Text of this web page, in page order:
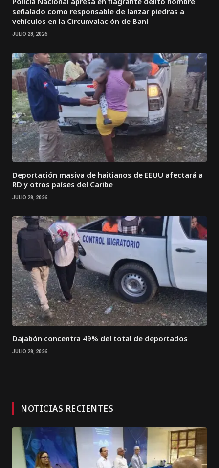
señalado como responsable de lanzar piedras a
vehículos en la Circunvalación de Baní
JULIO 28, 2026
Deportación masiva de haitianos de EEUU afectará a
RD y otros países del Caribe
JULIO 28, 2026
Dajabón concentra 49% del total de deportados
JULIO 28, 2026
NOTICIAS RECIENTES